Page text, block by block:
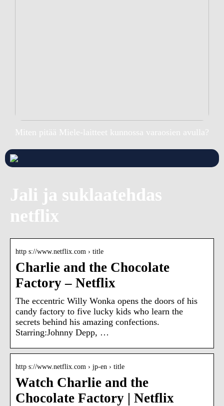
Miten pitää Miele-laitteet kunnossa varaosien avulla?
Jali ja suklaatehdas
netflix
http s://www.netflix.com › title
Charlie and the Chocolate
Factory – Netflix
The eccentric Willy Wonka opens the doors of his
candy factory to five lucky kids who learn the
secrets behind his amazing confections.
Starring:Johnny Depp, …
http s://www.netflix.com › jp-en › title
Watch Charlie and the
Chocolate Factory | Netflix